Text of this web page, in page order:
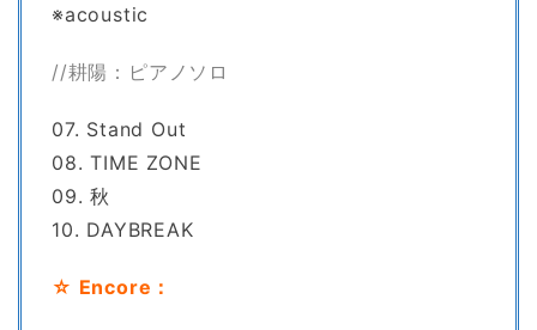
※acoustic
//耕陽：ピアノソロ
07. Stand Out
08. TIME ZONE
09. 秋
10. DAYBREAK
☆ Encore：